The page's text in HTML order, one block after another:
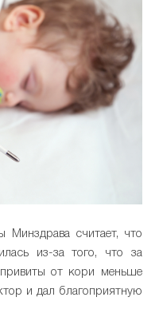
Минздрава считает, что
из-за того, что за
от кори меньше
и дал благоприятную